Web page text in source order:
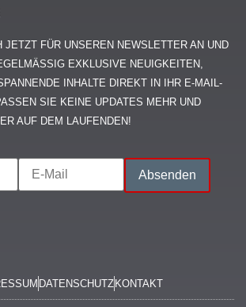
JETZT FÜR UNSEREN NEWSLETTER AN UND
EXKLUSIVE NEUIGKEITEN, A
INHALTE DIREKT IN IHR E-MAIL-P
SIE KEINE UPDATES MEHR UND B
AUF DEM LAUFENDEN!
DATENSCHUTZKONTAKT